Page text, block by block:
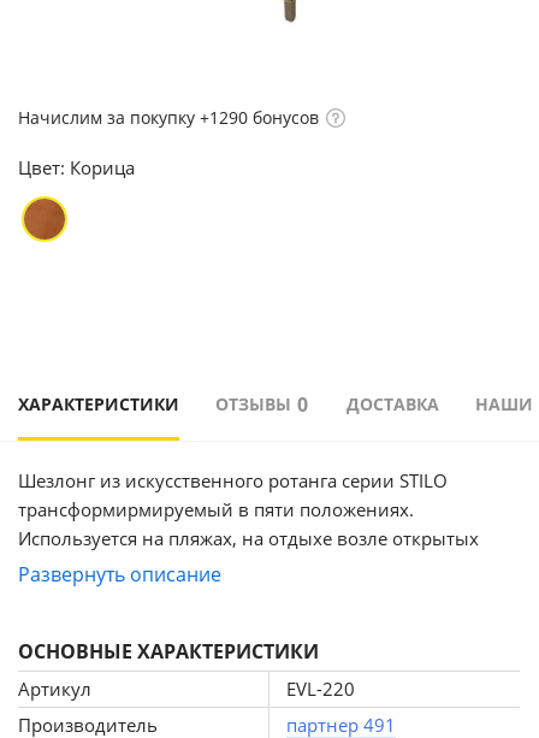
Начислим за покупку +1290 бонусов
Цвет: Корица
ХАРАКТЕРИСТИКИ ОТЗЫВЫ 0 ДОСТАВКА НАШИ
Шезлонг из искусственного ротанга серии STILO
трансформирмируемый в пяти положениях.
Используется на пляжах, на отдыхе возле открытых
бассейнов, на открытых террасах и для оборудования
Развернуть описание
ОСНОВНЫЕ ХАРАКТЕРИСТИКИ
Артикул
EVL-220
Производитель
партнер 491